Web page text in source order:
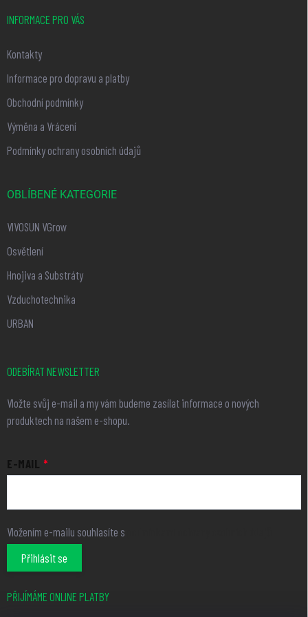
INFORMACE PRO VÁS
Kontakty
Informace pro dopravu a platby
Obchodní podmínky
Výměna a Vrácení
Podmínky ochrany osobních údajů
OBLÍBENÉ KATEGORIE
VIVOSUN VGrow
Osvětlení
Hnojiva a Substráty
Vzduchotechnika
URBAN
ODEBÍRAT NEWSLETTER
Vložte svůj e-mail a my vám budeme zasílat informace o nových
produktech na našem e-shopu.
E-MAIL
Vložením e-mailu souhlasíte s
Přihlásit se
PŘIJÍMÁME ONLINE PLATBY